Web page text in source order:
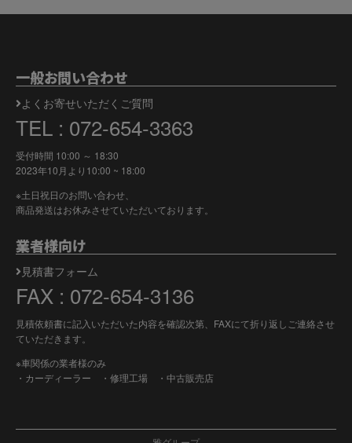
一般お問い合わせ
よくお寄せいただくご質問
TEL : 072-654-3363
受付時間 10:00 ～ 18:30
2023年10月より 10:00 ~ 18:00
※土日祝日のお問い合わせ、
商品発送はお休みさせていただいております。
業者様向け
見積書フォーム
FAX : 072-654-3136
見積依頼書に記入いただいた内容を確認次第、FAXにて折り返しご連絡させ
ていただきます。
※車関係の業者様のみ
・カーディーラー ・修理工場 ・中古販売店